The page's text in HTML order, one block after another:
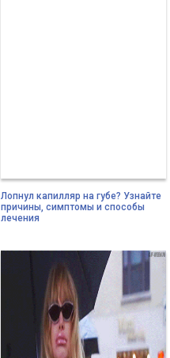
Лопнул капилляр на губе? Узнайте
причины, симптомы и способы
лечения